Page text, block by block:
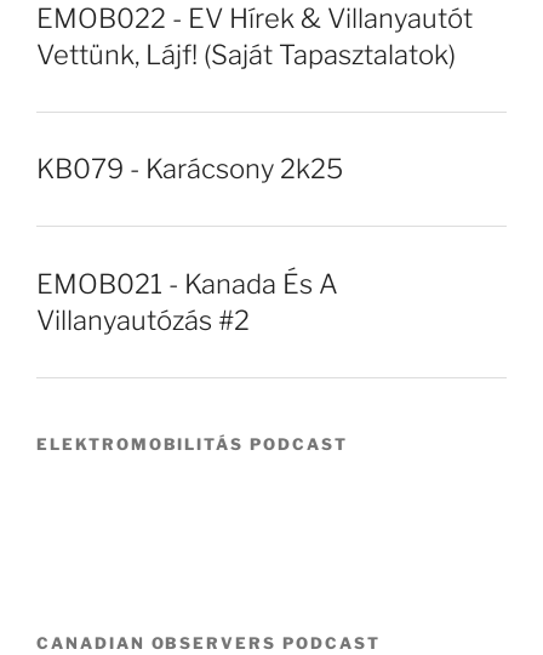
EMOB022 - EV Hírek & Villanyautót
Vettünk, Lájf! (Saját Tapasztalatok)
KB079 - Karácsony 2k25
EMOB021 - Kanada És A
Villanyautózás #2
ELEKTROMOBILITÁS PODCAST
CANADIAN OBSERVERS PODCAST